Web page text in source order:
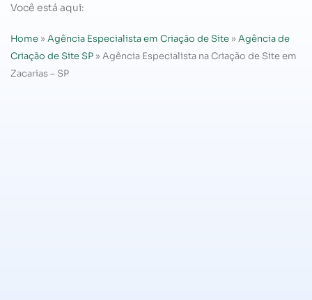
Você está aqui:
Home » Agência Especialista em Criação de Site » Agência de
Criação de Site SP » Agência Especialista na Criação de Site em
Zacarias – SP